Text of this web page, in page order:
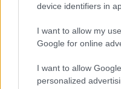
device identifiers in
I want to allow my
Google for online
I want to allow
personalized